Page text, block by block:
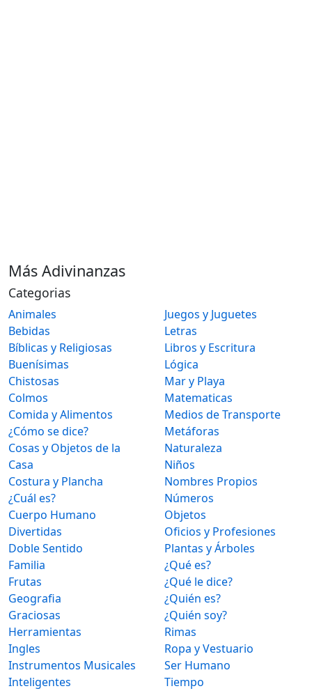
Más Adivinanzas
Categorias
Animales
Bebidas
Bíblicas y Religiosas
Buenísimas
Chistosas
Colmos
Comida y Alimentos
¿Cómo se dice?
Cosas y Objetos de la
Casa
Costura y Plancha
¿Cuál es?
Cuerpo Humano
Divertidas
Doble Sentido
Familia
Frutas
Geografia
Graciosas
Herramientas
Ingles
Instrumentos Musicales
Inteligentes
Juegos y Juguetes
Letras
Libros y Escritura
Lógica
Mar y Playa
Matematicas
Medios de Transporte
Metáforas
Naturaleza
Niños
Nombres Propios
Números
Objetos
Oficios y Profesiones
Plantas y Árboles
¿Qué es?
¿Qué le dice?
¿Quién es?
¿Quién soy?
Rimas
Ropa y Vestuario
Ser Humano
Tiempo